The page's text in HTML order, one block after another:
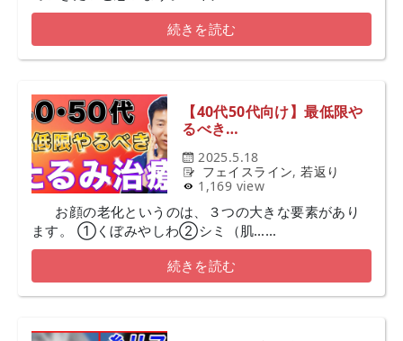
続きを読む
【40代50代向け】最低限や
るべき…
2025.5.18
フェイスライン,若返り
1,169 view
お顔の老化というのは、３つの大きな要素があり
ます。 ①くぼみやしわ②シミ（肌……
続きを読む